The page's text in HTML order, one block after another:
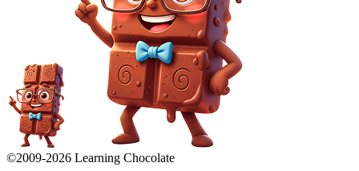
©2009-2026 Learning Chocolate